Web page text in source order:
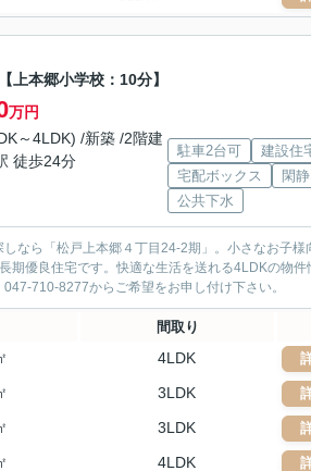
上本郷小学校：10分】
万円
～4LDK) /新築 /2階建
徒歩24分
駐車2台可
建設住
宅配ボックス
閑
公共下水
なら「松戸上本郷４丁目24-2期」。小さなお子
期優良住宅です。快適な生活を送れる4LDKの物
710-8277からご希望をお申し付け下さい。
間取り
4LDK
3LDK
3LDK
4LDK